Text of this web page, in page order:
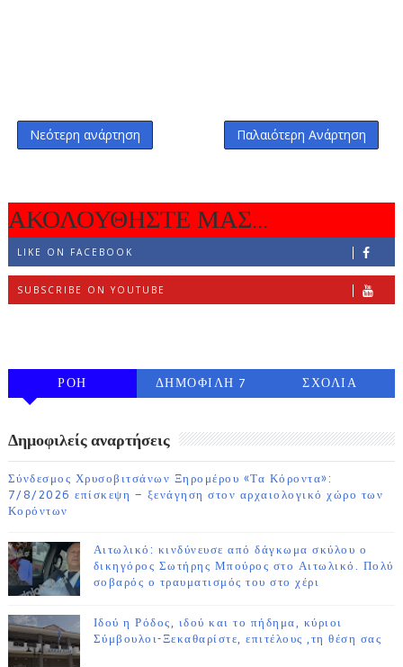
Νεότερη ανάρτηση Παλαιότερη Ανάρτηση
ΑΚΟΛΟΥΘΗΣΤΕ ΜΑΣ...
LIKE ON FACEBOOK
SUBSCRIBE ON YOUTUBE
ΡΟΗ
ΔΗΜΟΦΙΛΗ 7
ΣΧΟΛΙΑ
Δημοφιλείς αναρτήσεις
Σύνδεσμος Χρυσοβιτσάνων Ξηρομέρου «Τα Κόροντα»:
7/8/2026 επίσκεψη – ξενάγηση στον αρχαιολογικό χώρο των
Κορόντων
Αιτωλικό: κινδύνευσε από δάγκωμα σκύλου ο
δικηγόρος Σωτήρης Μπούρος στο Αιτωλικό. Πολύ
σοβαρός ο τραυματισμός του στο χέρι
Ιδού η Ρόδος, ιδού και το πήδημα, κύριοι
Σύμβουλοι-Ξεκαθαρίστε, επιτέλους ,τη θέση σας